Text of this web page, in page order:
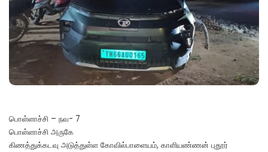
பொள்ளாச்சி – நவ- 7
பொள்ளாச்சி அருகே
கிணத்துக்கடவு அடுத்துள்ள கோவில்பாளையம், காளியண்ணன் புதூர்